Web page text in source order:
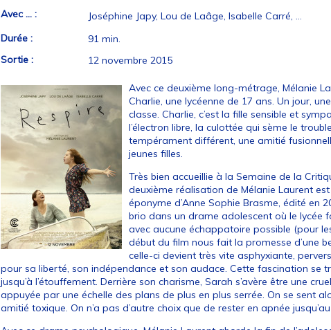
Avec ... :
Joséphine Japy, Lou de Laâge, Isabelle Carré, …
Durée :
91 min.
Sortie :
12 novembre 2015
Avec ce deuxième long-métrage, Mélanie
Charlie, une lycéenne de 17 ans. Un jour,
classe. Charlie, c’est la fille sensible et
l’électron libre, la culottée qui sème le
tempérament différent, une amitié
jeunes filles.
Très bien accueillie à la Semaine de la
deuxième réalisation de Mélanie Laurent
éponyme d’Anne Sophie Brasme, édité en
brio dans un drame adolescent où le lycée
avec aucune échappatoire possible (pour
début du film nous fait la promesse d’une
celle-ci devient très vite asphyxiante,
pour sa liberté, son indépendance et son audace. Cette fascination se
jusqu’à l’étouffement. Derrière son charisme, Sarah s’avère être une
appuyée par une échelle des plans de plus en plus serrée. On se sent
amitié toxique. On n’a pas d’autre choix que de rester en apnée